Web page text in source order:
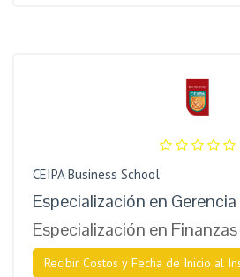
CEIPA Business School
Especialización en
Especialización en Finanzas
Recibir Costos y Fecha de Inicio al